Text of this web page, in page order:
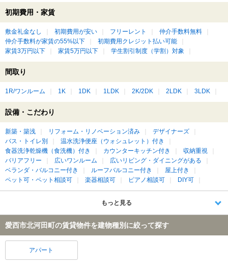
初期費用・家賃
敷金礼金なし 初期費用が安い フリーレント
仲介手数料無料
仲介手数料が家賃の55%以下
初期費用クレジット払い可能
家賃3万円以下
家賃5万円以下 学生割引制度（学割）対象
間取り
1R/ワンルーム 1K 1DK 1LDK 2K/2DK 2LDK 3LDK
設備・こだわり
新築・築浅 リフォーム・リノベーション済み
デザイナーズ
バス・トイレ別
温水洗浄便座（ウォシュレット）付き
食器洗浄乾燥機（食洗機）付き
カウンターキッチン付き
収納重視
バリアフリー
広いワンルーム
広いリビング・ダイニングがある
ベランダ・バルコニー付き
ルーフバルコニー付き
屋上付き
ペット可・ペット相談可
楽器相談可 ピアノ相談可 DIY可
もっと見る
愛西市北河田町の賃貸物件を建物種別に絞って探す
アパート